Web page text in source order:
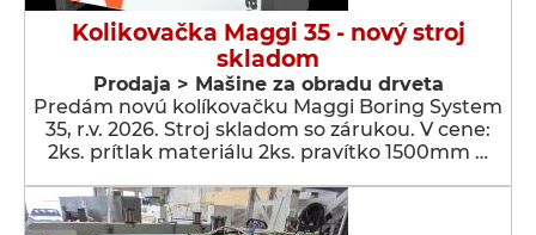
Kolikovačka Maggi 35 - nový stroj
skladom
Prodaja > Мašine za obradu drveta
Predám novú kolíkovačku Maggi Boring System
35, r.v. 2026. Stroj skladom so zárukou. V cene:
2ks. prítlak materiálu 2ks. pravítko 1500mm …